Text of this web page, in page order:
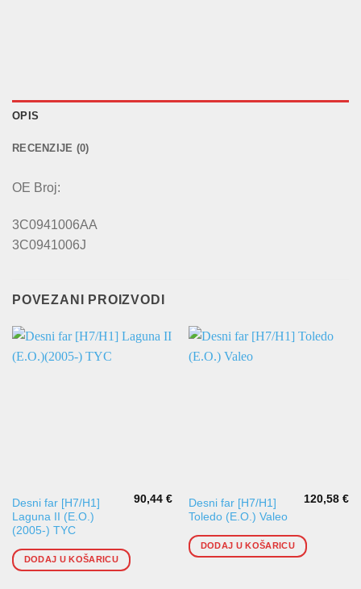
OPIS
RECENZIJE (0)
OE Broj:
3C0941006AA
3C0941006J
POVEZANI PROIZVODI
Desni far [H7/H1]
Laguna II (E.O.)
(2005-) TYC
90,44€
DODAJ U KOŠARICU
Desni far [H7/H1]
Toledo (E.O.) Valeo
120,58€
DODAJ U KOŠARICU